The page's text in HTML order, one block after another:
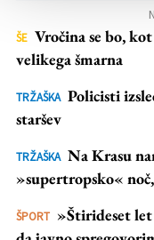
ŠE Vročina se bo,
velikega šmarna
TRŽAŠKA Policisti
staršev
TRŽAŠKA Na Krasu
»supertropsko«
ŠPORT »Štirideset let